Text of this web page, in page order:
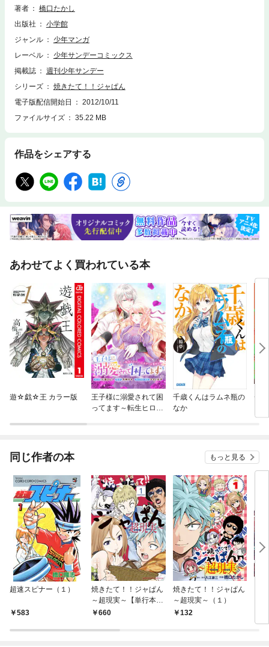
著者
橋口たかし
出版社
小学館
ジャンル
少年マンガ
レーベル
少年サンデーコミックス
掲載誌
週刊少年サンデー
シリーズ
焼きたて！！ジャぱん
電子版配信開始日
2012/10/11
ファイルサイズ
35.22 MB
作品をシェアする
あわせてよく買われている本
遊☆戯☆王 カラー版
王子様に溺愛されて困
ってます～転生ヒロイ
千歳くんはラムネ瓶の
なか
チ
同じ作者の本 もっと見る
超速スピナー（１）
583
焼きたて！！ジャぱん
～超現実～【単行本】
（１）
660
焼きたて！！ジャぱん
～超現実～（１）
132